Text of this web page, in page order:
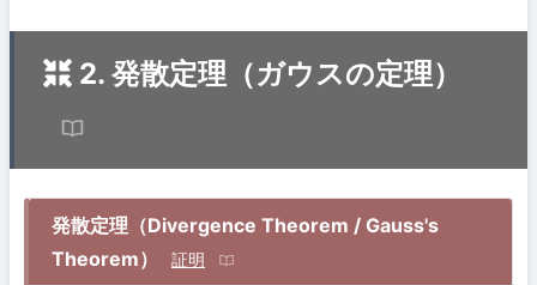
2. 発散定理（ガウスの定理）
発散定理（Divergence Theorem / Gauss's
Theorem）
証明